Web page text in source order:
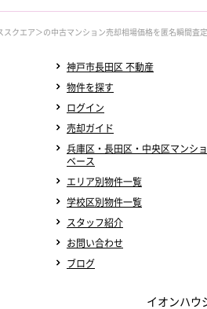
クエア＞の中古マンション売却相場価格を匿名瞬間査定
神戸市長田区 不動産
物件を探す
ログイン
売却ガイド
兵庫区・長田区・中央区マンシ
ベース
エリア別物件一覧
学校区別物件一覧
スタッフ紹介
お問い合わせ
ブログ
イオンハウ